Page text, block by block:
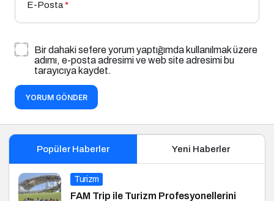
E-Posta*
Bir dahaki sefere yorum yaptığımda kullanılmak üzere
adımı, e-posta adresimi ve web site adresimi bu
tarayıcıya kaydet.
YORUM GÖNDER
Popüler Haberler Yeni Haberler
Turizm
FAM Trip ile Turizm Profesyonellerini